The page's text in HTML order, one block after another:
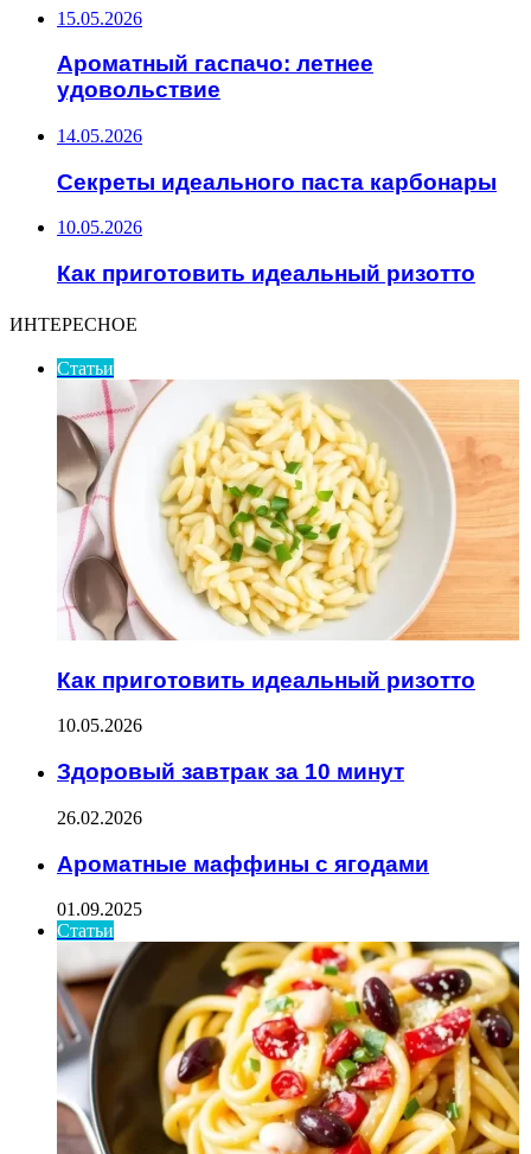
15.05.2026
Ароматный гаспачо: летнее
удовольствие
14.05.2026
Секреты идеального паста карбонары
10.05.2026
Как приготовить идеальный ризотто
ИНТЕРЕСНОЕ
Статьи
Как приготовить идеальный ризотто
10.05.2026
Здоровый завтрак за 10 минут
26.02.2026
Ароматные маффины с ягодами
01.09.2025
Статьи